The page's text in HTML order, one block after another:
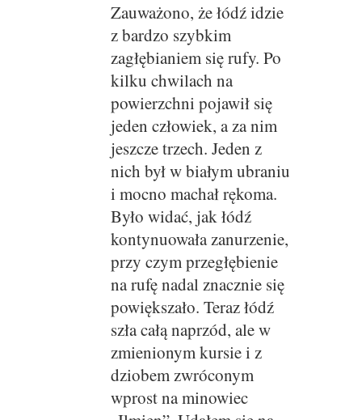
Zauważono, że łódź idzie
z bardzo szybkim
zagłębianiem się rufy. Po
kilku chwilach na
powierzchni pojawił się
jeden człowiek, a za nim
jeszcze trzech. Jeden z
nich był w białym ubraniu
i mocno machał rękoma.
Było widać, jak łódź
kontynuowała zanurzenie,
przy czym przegłębienie
na rufę nadal znacznie się
powiększało. Teraz łódź
szła całą naprzód, ale w
zmienionym kursie i z
dziobem zwróconym
wprost na minowiec